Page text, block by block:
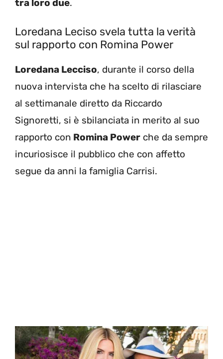
tra loro due.
Loredana Leciso svela tutta la verità
sul rapporto con Romina Power
Loredana Lecciso, durante il corso della
nuova intervista che ha scelto di rilasciare
al settimanale diretto da Riccardo
Signoretti, si è sbilanciata in merito al suo
rapporto con Romina Power che da sempre
incuriosisce il pubblico che con affetto
segue da anni la famiglia Carrisi.